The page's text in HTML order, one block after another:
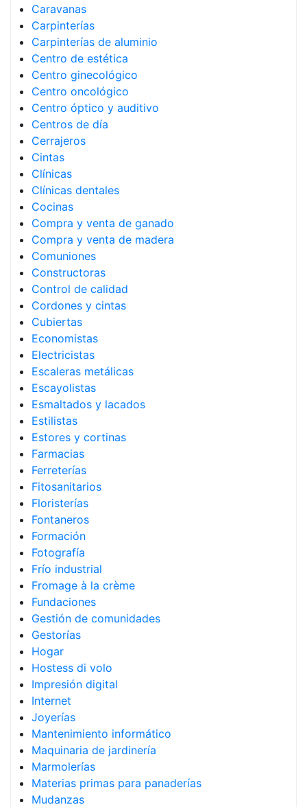
Caravanas
Carpinterías
Carpinterías de aluminio
Centro de estética
Centro ginecológico
Centro oncológico
Centro óptico y auditivo
Centros de día
Cerrajeros
Cintas
Clínicas
Clínicas dentales
Cocinas
Compra y venta de ganado
Compra y venta de madera
Comuniones
Constructoras
Control de calidad
Cordones y cintas
Cubiertas
Economistas
Electricistas
Escaleras metálicas
Escayolistas
Esmaltados y lacados
Estilistas
Estores y cortinas
Farmacias
Ferreterías
Fitosanitarios
Floristerías
Fontaneros
Formación
Fotografía
Frío industrial
Fromage à la crème
Fundaciones
Gestión de comunidades
Gestorías
Hogar
Hostess di volo
Impresión digital
Internet
Joyerías
Mantenimiento informático
Maquinaria de jardinería
Marmolerías
Materias primas para panaderías
Mudanzas